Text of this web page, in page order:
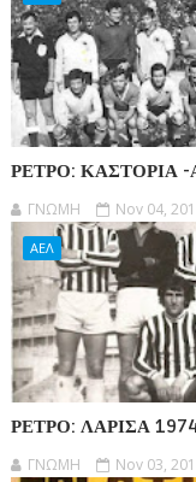
ΡΕΤΡΟ: ΚΑΣΤΟΡΙΑ
ΓΝΩΜΗ Nov 04,
ΑΕΛ
ΡΕΤΡΟ: ΛΑΡΙΣΑ
ΓΝΩΜΗ Nov 03,